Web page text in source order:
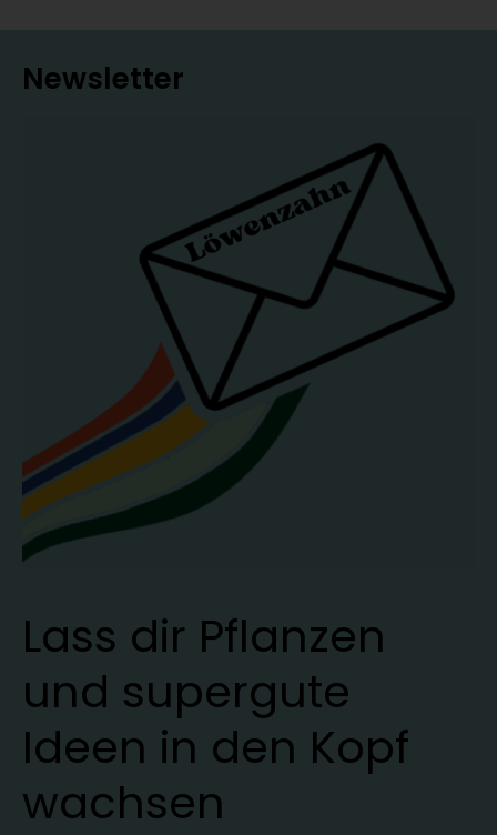
Newsletter
Lass dir Pflanzen
und supergute
Ideen in den Kopf
wachsen